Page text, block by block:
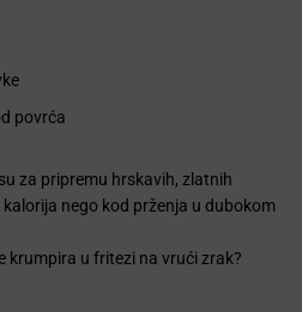
povrća
za pripremu hrskavih, zlatnih
nego kod prženja u dubokom
krumpira u fritezi na vrući zrak?